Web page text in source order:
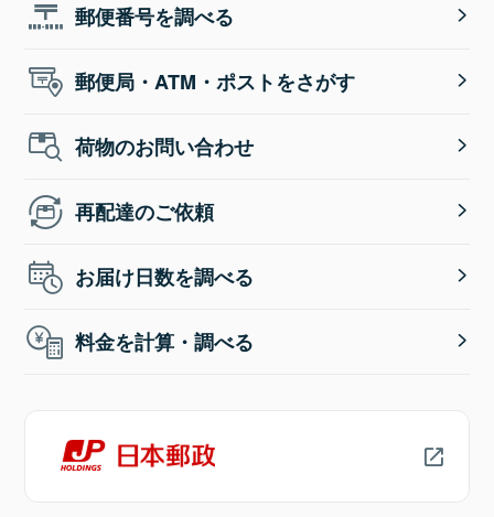
郵便番号を調べる
郵便局・ATM・ポストをさがす
荷物のお問い合わせ
再配達のご依頼
お届け日数を調べる
料金を計算・調べる